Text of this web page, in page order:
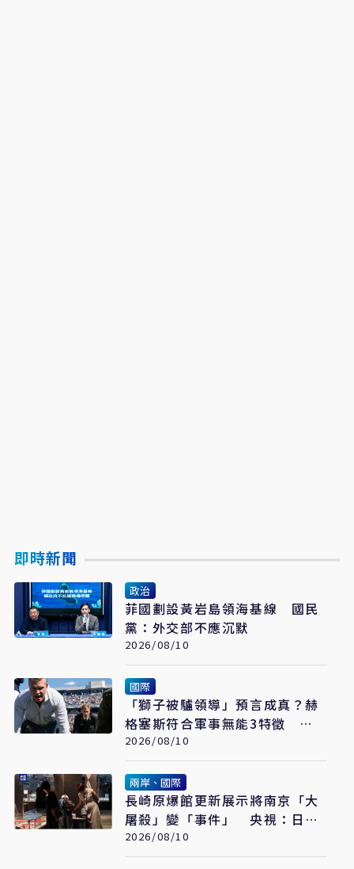
即時新聞
政治
菲國劃設黃岩島領海基線 國民
黨：外交部不應沉默
2026/08/10
國際
「獅子被驢領導」預言成真？赫
格塞斯符合軍事無能3特徵
《軍事無能心理學》半世紀後受
矚目
2026/08/10
兩岸、國際
長崎原爆館更新展示將南京「大
屠殺」變「事件」 央視：日本
又在偷改歷史
2026/08/10